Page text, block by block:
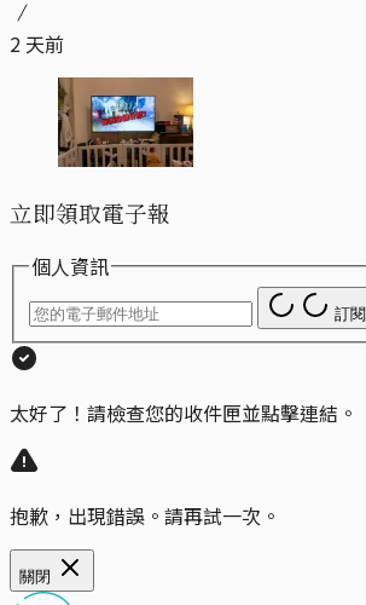
2 天前
立即領取電子報
個人資訊
訂閱
太好了！請檢查您的收件匣並點擊連結。
抱歉，出現錯誤。請再試一次。
關閉